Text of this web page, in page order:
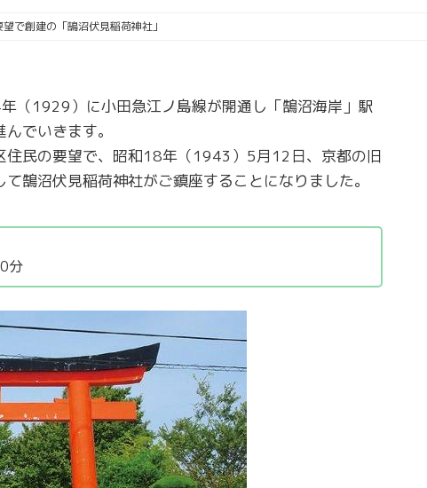
で創建の「鵠沼伏見稲荷神社」
（1929）に小田急江ノ島線が開通し「鵠沼海岸」駅
でいきます。
住民の要望で、昭和18年（1943）5月12日、京都の旧
鵠沼伏見稲荷神社がご鎮座することになりました。
分